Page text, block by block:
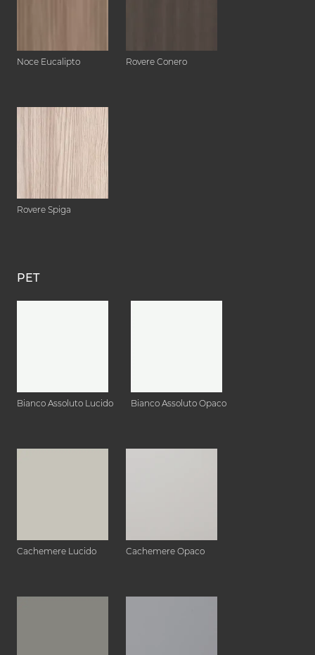
Noce Eucalipto Rovere Conero
Rovere Spiga
PET
Bianco Assoluto Lucido Bianco Assoluto Opaco
Cachemere Lucido Cachemere Opaco